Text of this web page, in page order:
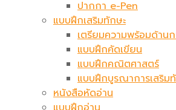
ปากกา e-Pen
แบบฝึกเสริมทักษะ
เตรียมความพร้อมด้านก
แบบฝึกคัดเขียน
แบบฝึกคณิตศาสตร์
แบบฝึกบูรณาการเสริม
หนังสือหัดอ่าน